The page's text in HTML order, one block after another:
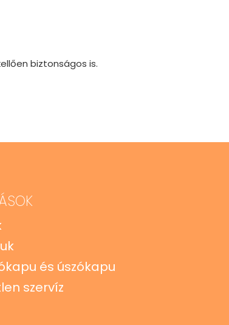
biztonságos is.
és úszókapu
szervíz